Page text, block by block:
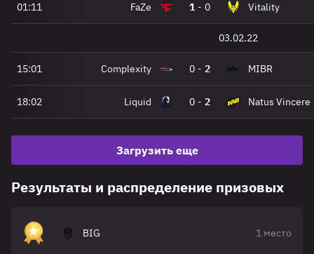
01:11 FaZe 1 - 0 Vitality
03.02.22
15:01 Complexity 0 - 2 MIBR
18:02 Liquid 0 - 2 Natus Vincere
Загрузить еще
Результаты и распределение призовых
BIG 1 место